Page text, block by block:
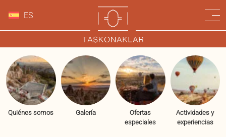
ES
Quiénes somos Galería
Ofertas
especiales
Actividades y
experiencias